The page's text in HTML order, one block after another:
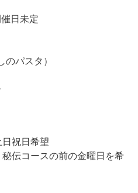
日未定
のパスタ）
祝日希望
伝コースの前の金曜日を希